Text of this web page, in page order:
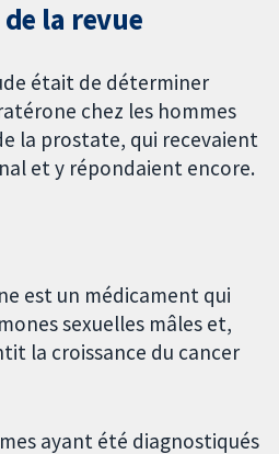
la revue
était de déterminer
chez les hommes
la prostate, qui recevaient
et y répondaient encore.
est un médicament qui
sexuelles mâles et,
la croissance du cancer
ayant été diagnostiqués